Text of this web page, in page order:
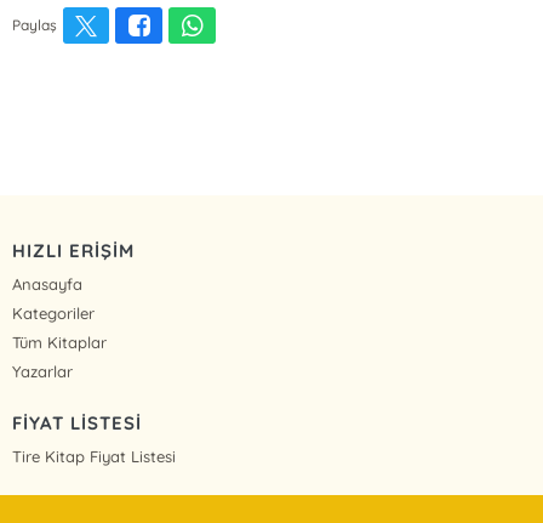
Paylaş
HIZLI ERİŞİM
Anasayfa
Kategoriler
Tüm Kitaplar
Yazarlar
FİYAT LİSTESİ
Tire Kitap Fiyat Listesi